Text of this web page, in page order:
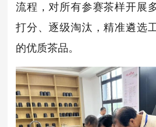
流程，对所有参赛茶样开展
打分、逐级淘汰，精准遴选
的优质茶品。